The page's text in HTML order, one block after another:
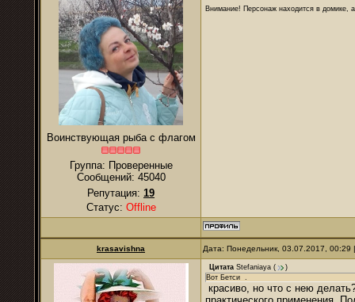
Воинствующая рыба с флагом
Группа: Проверенные
Сообщений: 45040
Репутация: 19
Статус: Offline
Внимание! Персонаж находится в домике,
krasavishna Дата: Понедельник, 03.07.2017,
Цитата Stefaniaya (
)
Вот Бетси .
красиво, но что с нею